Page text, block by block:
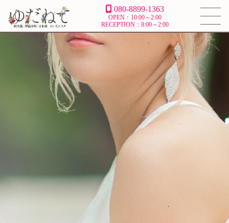
080-8899-1363
OPEN：10:00～2:00
RECEPTION：8:00～2:00